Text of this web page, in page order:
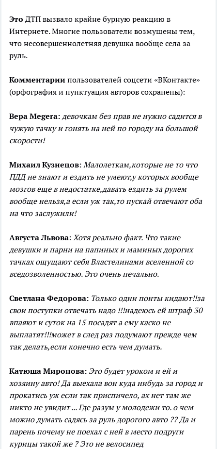
Это ДТП вызвало крайне бурную реакцию в
Интернете. Многие пользователи возмущены тем,
что несовершеннолетняя девушка вообще села за
руль.
Комментарии пользователей соцсети «ВКонтакте»
(орфография и пунктуация авторов сохранены):
Вера Megera: девочкам без прав не нужно садится в
чужую тачку и гонять на ней по городу на большой
скорости!
Михаил Кузнецов: Малолеткам,которые не то что
ПДД не знают и ездить не умеют,у которых вообще
мозгов еще в недостатке,давать ездить за рулем
вообще нельзя,а если уж так,то пускай отвечают оба
на что заслужили!
Августа Львова: Хотя реально факт. Что такие
девушки и парни на папиных и маминых дорогих
тачках ощущают себя Властелинами вселенной со
вседозволенностью. Это очень печально.
Светлана Федорова: Только одни понты кидают!!за
свои поступки отвечать надо !!!надеюсь ей штраф 30
впаяют и суток на 15 посадят а ему каско не
выплатят!!!может в след раз подумают прежде чем
так делать,если конечно есть чем думать.
Катюша Миронова: Это будет уроком и ей и
хозяину авто! Да выехала вон куда нибудь за город и
прокатись уж если так приспичело, ах нет там же
никто не увидит ... Где разум у молодежи то. о чем
можно думать садясь за руль дорогого авто ?? Да и
парень почему не поехал с ней в место подруги
курицы такой же ? Это не велосипед